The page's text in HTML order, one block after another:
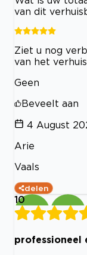
van dit
Ziet u nog
van het
Geen
Beveelt aan
4 August
Arie
Vaals
delen
10
professioneel